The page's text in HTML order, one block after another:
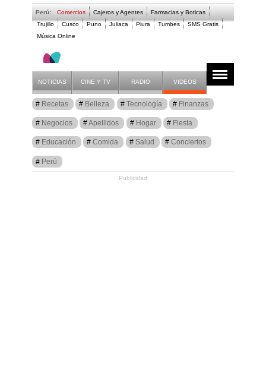
Perú: Comercios Cajeros y Agentes
Farmacias y Boticas
Trujillo
Cusco Puno Juliaca Piura Tumbes
SMS Gratis
Música Online
Artículos
Psicología
NOTICIAS CINE Y TV RADIO VIDEOS
Recetas Belleza Tecnología Finanzas
Negocios Apellidos Hogar Fiesta
Educación Comida Salud Conciertos
Perú
Publicidad